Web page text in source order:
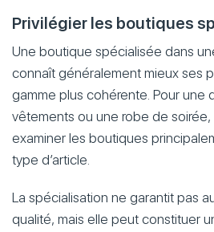
Privilégier les boutiques
Une boutique spécialisée dans
connaît généralement mieux ses
gamme plus cohérente. Pour une
vêtements ou une robe de
examiner les boutiques
type d’article.
La spécialisation ne garantit pas
qualité, mais elle peut constituer